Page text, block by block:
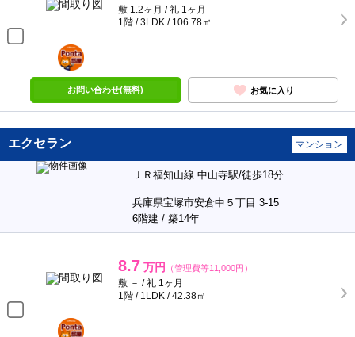
敷 1.2ヶ月 / 礼 1ヶ月
1階 / 3LDK / 106.78㎡
ポンタ
部屋
お問い合わせ(無料) お気に入り
エクセラン マンション
ＪＲ福知山線 中山寺駅/徒歩18分
兵庫県宝塚市安倉中５丁目 3-15
6階建 / 築14年
8.7 万円 （管理費等11,000円）
敷 － / 礼 1ヶ月
1階 / 1LDK / 42.38㎡
ポンタ
部屋